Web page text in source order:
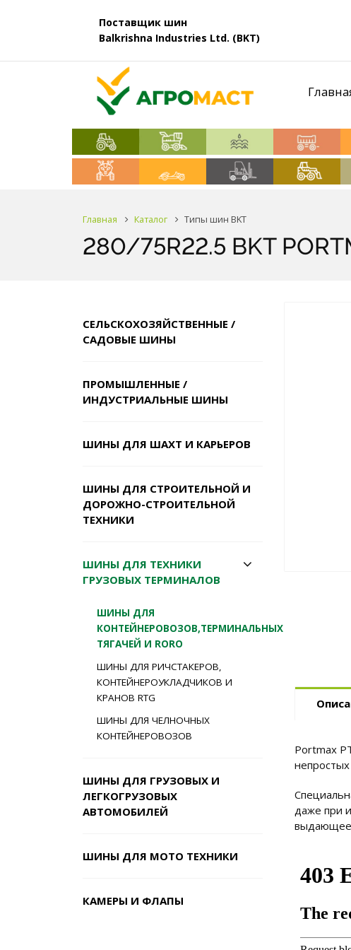
Поставщик шин
Balkrishna Industries Ltd. (BKT)
Главная Каталог Типы шин BKT
280/75R22.5 BKT
СЕЛЬСКОХОЗЯЙСТВЕННЫЕ /
САДОВЫЕ ШИНЫ
ПРОМЫШЛЕННЫЕ /
ИНДУСТРИАЛЬНЫЕ ШИНЫ
ШИНЫ ДЛЯ ШАХТ И КАРЬЕРОВ
ШИНЫ ДЛЯ СТРОИТЕЛЬНОЙ И
ДОРОЖНО-СТРОИТЕЛЬНОЙ
ТЕХНИКИ
ШИНЫ ДЛЯ ТЕХНИКИ
ГРУЗОВЫХ ТЕРМИНАЛОВ
ШИНЫ ДЛЯ
КОНТЕЙНЕРОВОЗОВ,ТЕРМИНАЛЬНЫХ
ТЯГАЧЕЙ И RORO
ШИНЫ ДЛЯ РИЧСТАКЕРОВ,
КОНТЕЙНЕРОУКЛАДЧИКОВ И
КРАНОВ RTG
ШИНЫ ДЛЯ ЧЕЛНОЧНЫХ
КОНТЕЙНЕРОВОЗОВ
ШИНЫ ДЛЯ ГРУЗОВЫХ И
ЛЕГКОГРУЗОВЫХ
АВТОМОБИЛЕЙ
ШИНЫ ДЛЯ МОТО ТЕХНИКИ
КАМЕРЫ И ФЛАПЫ
Portmax
даже при